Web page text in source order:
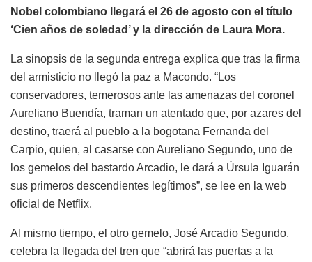
Nobel colombiano llegará el 26 de agosto con el título
‘Cien años de soledad’ y la dirección de Laura Mora.
La sinopsis de la segunda entrega explica que tras la firma
del armisticio no llegó la paz a Macondo. “Los
conservadores, temerosos ante las amenazas del coronel
Aureliano Buendía, traman un atentado que, por azares del
destino, traerá al pueblo a la bogotana Fernanda del
Carpio, quien, al casarse con Aureliano Segundo, uno de
los gemelos del bastardo Arcadio, le dará a Úrsula Iguarán
sus primeros descendientes legítimos”, se lee en la web
oficial de Netflix.
Al mismo tiempo, el otro gemelo, José Arcadio Segundo,
celebra la llegada del tren que “abrirá las puertas a la